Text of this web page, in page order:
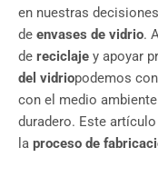
en nuestras
de envases de vidrio.
de reciclaje y apoyar
del vidriopodemos
con el medio
duradero. Este
la proceso de